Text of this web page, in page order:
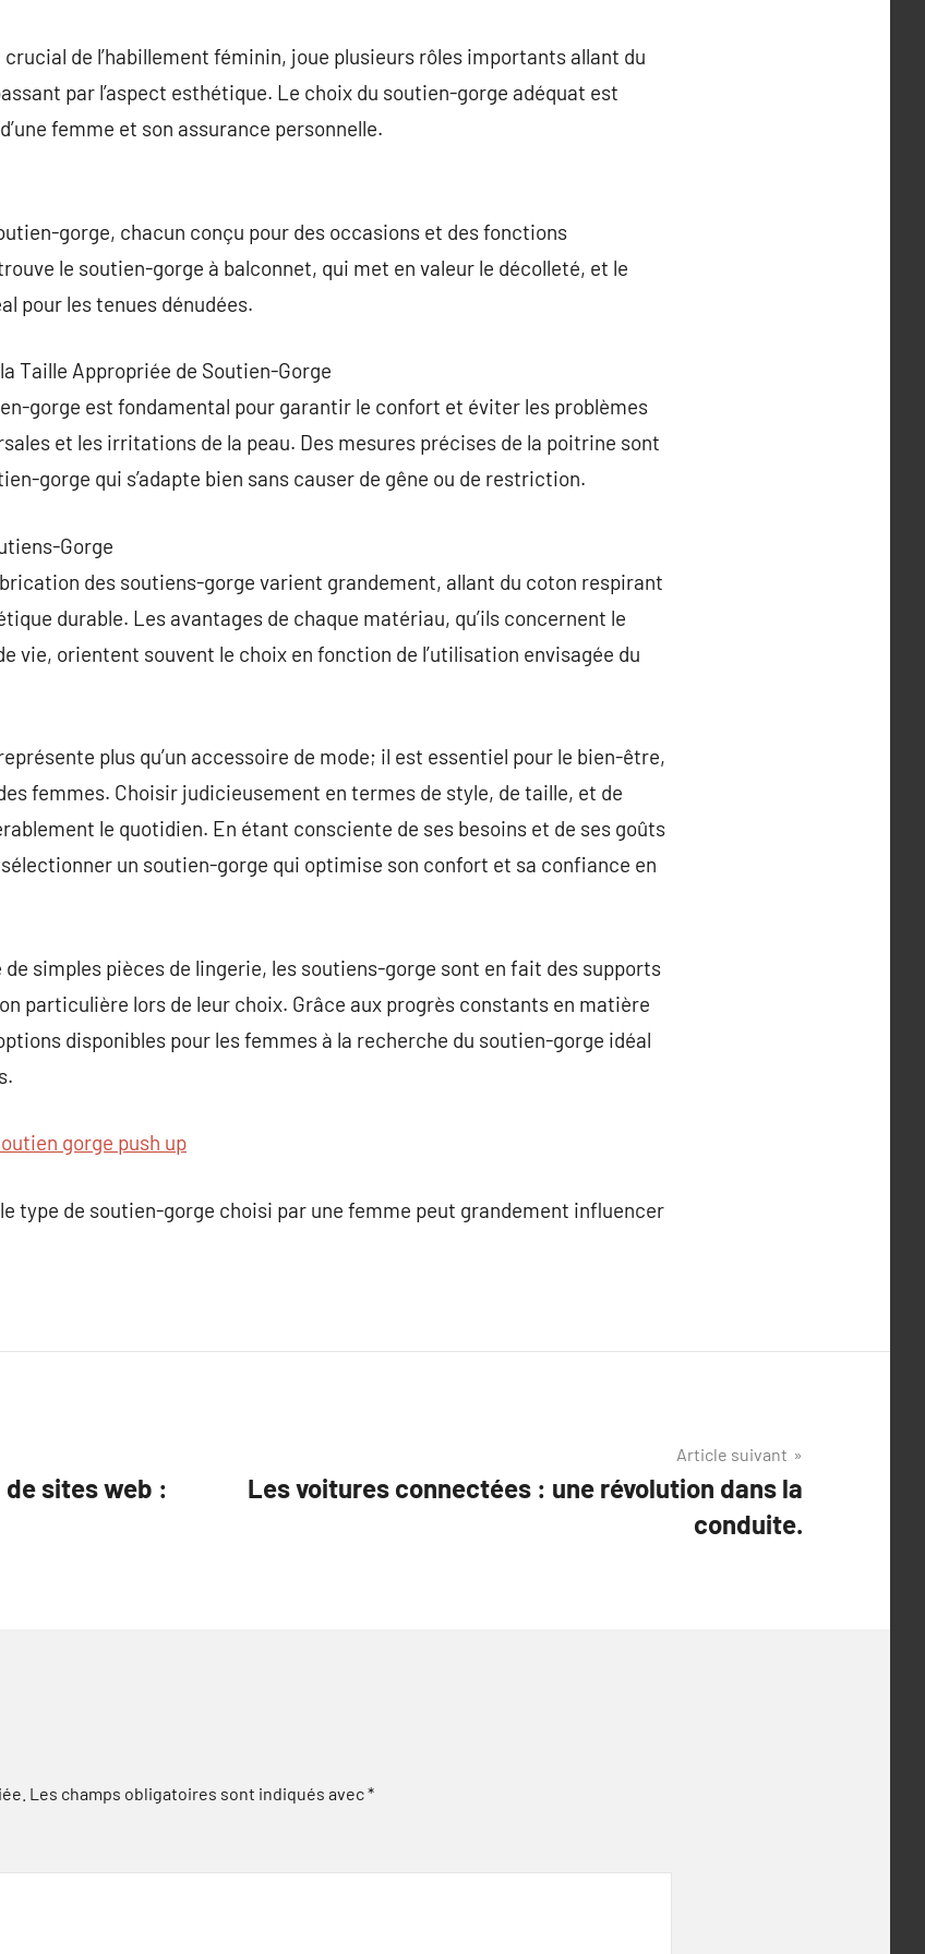
de l’habillement féminin, joue plusieurs rôles importants allant du
par l’aspect esthétique. Le choix du soutien-gorge adéquat est
femme et son assurance personnelle.
gorge, chacun conçu pour des occasions et des fonctions
le soutien-gorge à balconnet, qui met en valeur le décolleté, et le
pour les tenues dénudées.
Taille Appropriée de Soutien-Gorge
gorge est fondamental pour garantir le confort et éviter les problèmes
et les irritations de la peau. Des mesures précises de la poitrine sont
gorge qui s’adapte bien sans causer de gêne ou de restriction.
Gorge
des soutiens-gorge varient grandement, allant du coton respirant
durable. Les avantages de chaque matériau, qu’ils concernent le
vie, orientent souvent le choix en fonction de l’utilisation envisagée du
plus qu’un accessoire de mode; il est essentiel pour le bien-être,
femmes. Choisir judicieusement en termes de style, de taille, et de
le quotidien. En étant consciente de ses besoins et de ses goûts
un soutien-gorge qui optimise son confort et sa confiance en
simples pièces de lingerie, les soutiens-gorge sont en fait des supports
particulière lors de leur choix. Grâce aux progrès constants en matière
disponibles pour les femmes à la recherche du soutien-gorge idéal
gorge push up
type de soutien-gorge choisi par une femme peut grandement influencer
sites web :
Article suivant
Les voitures connectées : une révolution dans la
conduite.
Les champs obligatoires sont indiqués avec*